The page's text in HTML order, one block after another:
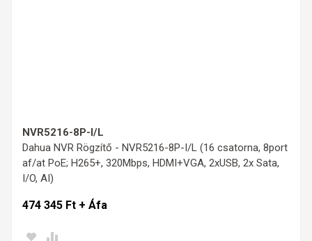
NVR5216-8P-I/L
Dahua NVR Rögzítő - NVR5216-8P-I/L (16 csatorna, 8port
af/at PoE; H265+, 320Mbps, HDMI+VGA, 2xUSB, 2x Sata,
I/O, AI)
474 345 Ft + Áfa